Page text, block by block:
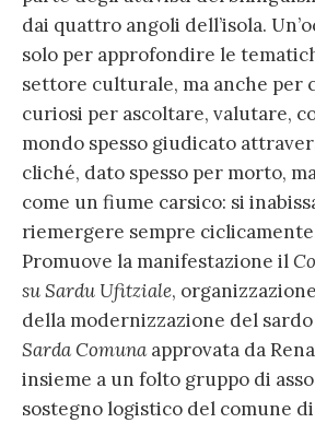
dai quattro angoli dell’isola.
solo per approfondire le
settore culturale, ma anche per
curiosi per ascoltare, valutare,
mondo spesso giudicato
cliché, dato spesso per morto,
come un fiume carsico: si
riemergere sempre
Promuove la manifestazione il
su Sardu Ufitziale,
della modernizzazione del sardo
Sarda Comuna approvata da
insieme a un folto gruppo di
sostegno logistico del comune